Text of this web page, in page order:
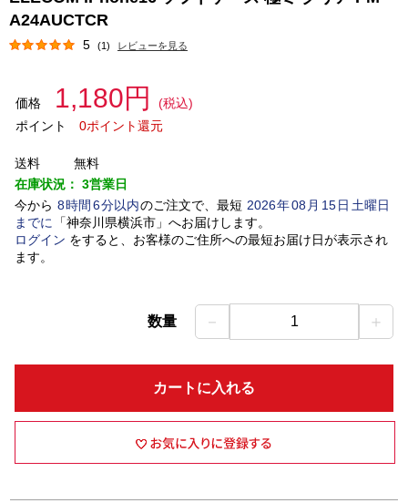
A24AUCTCR
5 (1) レビューを見る
価格 1,180円
(税込)
ポイント
0ポイント還元
送料
無料
在庫状況： 3営業日
今から 8時間 6分以内のご注文で、最短 2026年08 月 15日土曜日
までに
「神奈川県横浜市」 へお届けします。
ログイン をすると、お客様のご住所への最短お届け日が表示され
ます。
数量 － 1 ＋
カートに入れる